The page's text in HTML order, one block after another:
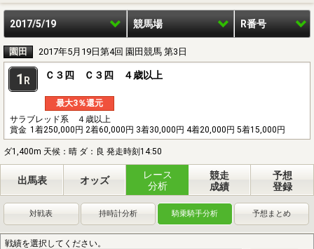
2017/5/19 競馬場 R番号
園田 2017年5月19日第4回 園田競馬 第3日
1 R Ｃ３四 Ｃ３四 ４歳以上
最大3％還元
サラブレッド系 ４歳以上
賞金 1着250,000円 2着60,000円 3着30,000円 4着20,000円 5着15,000円
ダ1,400m 天候：晴 ダ：良 発走時刻14:50
出馬表 オッズ
レース
分析
競走
成績
予想
登録
対戦表 持時計分析 騎乗騎手分析 予想まとめ
戦績を選択してください。